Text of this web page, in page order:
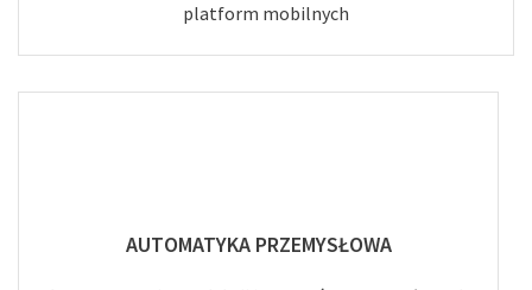
platform mobilnych
AUTOMATYKA PRZEMYSŁOWA